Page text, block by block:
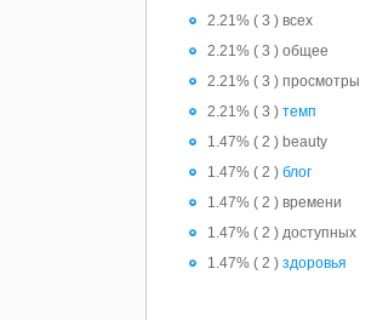
2.21% ( 3 ) всех
2.21% ( 3 ) общее
2.21% ( 3 ) просмотры
2.21% ( 3 )темп
1.47% ( 2 ) beauty
1.47% ( 2 )блог
1.47% ( 2 ) времени
1.47% ( 2 ) доступных
1.47% ( 2 )здоровья